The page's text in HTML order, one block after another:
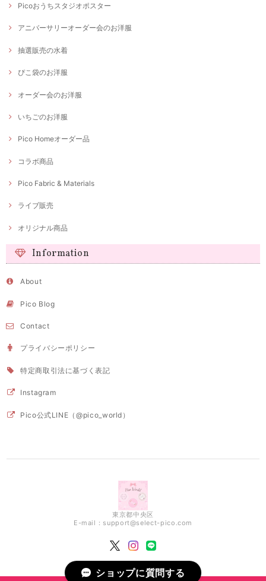
Picoおうちスタジオポスター
アニバーサリーオーダー会のお洋服
抽選販売の水着
ぴこ袋のお洋服
オーダー会のお洋服
いちごのお洋服
Pico Homeオーダー品
コラボ商品
Pico Fabric & Materials
ライブ販売
オリジナル商品
Information
About
Pico Blog
Contact
プライバシーポリシー
特定商取引法に基づく表記
Instagram
Pico公式LINE（@pico_world）
東京都中央区
E-mail： support@select-pico.com
ショップに質問する